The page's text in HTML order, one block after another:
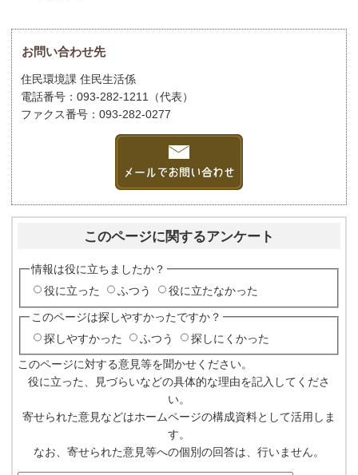
お問い合わせ先
住民環境課 住民生活係
電話番号：093-282-1211（代表）
ファクス番号：093-282-0277
このページに関するアンケート
情報は役に立ちましたか？
役に立った
ふつう 役に立たなかった
このページは探しやすかったですか？
探しやすかった
ふつう 探しにくかった
このページに対する意見等を聞かせください。
役に立った、見づらいなどの具体的な理由を記入してくださ
い。
寄せられた意見などはホームページの構成資料として活用しま
す。
なお、寄せられた意見等への個別の回答は、行いません。